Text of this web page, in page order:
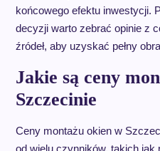
końcowego efektu inwestycji.
decyzji warto zebrać opinie z
źródeł, aby uzyskać pełny
Jakie są ceny
Szczecinie
Ceny montażu okien w